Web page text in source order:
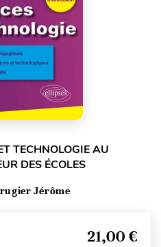
TECHNOLOGIE AU
DES ÉCOLES
Jérôme
21,00 €